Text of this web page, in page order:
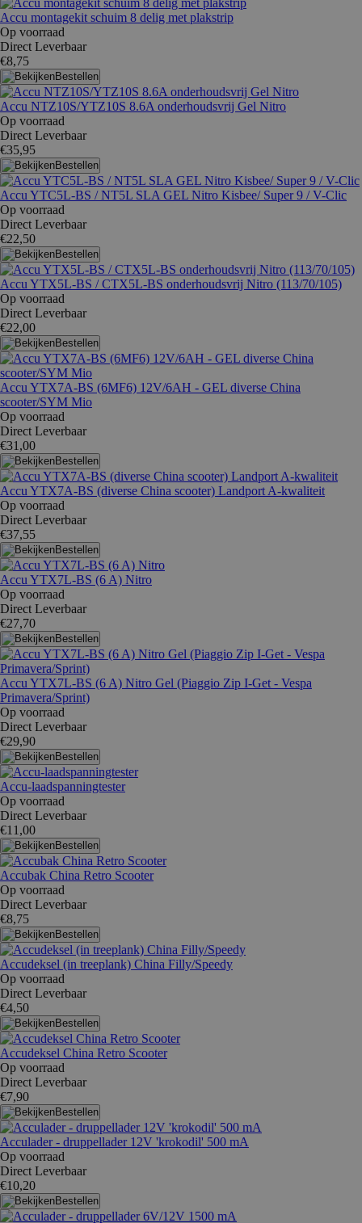
Accu montagekit schuim 8 delig met plakstrip
Op voorraad
Direct Leverbaar
€8,75
Bestellen
Accu NTZ10S/YTZ10S 8.6A onderhoudsvrij Gel Nitro
Op voorraad
Direct Leverbaar
€35,95
Bestellen
Accu YTC5L-BS / NT5L SLA GEL Nitro Kisbee/ Super 9 / V-Clic
Op voorraad
Direct Leverbaar
€22,50
Bestellen
Accu YTX5L-BS / CTX5L-BS onderhoudsvrij Nitro (113/70/105)
Op voorraad
Direct Leverbaar
€22,00
Bestellen
Accu YTX7A-BS (6MF6) 12V/6AH - GEL diverse China
scooter/SYM Mio
Op voorraad
Direct Leverbaar
€31,00
Bestellen
Accu YTX7A-BS (diverse China scooter) Landport A-kwaliteit
Op voorraad
Direct Leverbaar
€37,55
Bestellen
Accu YTX7L-BS (6 A) Nitro
Op voorraad
Direct Leverbaar
€27,70
Bestellen
Accu YTX7L-BS (6 A) Nitro Gel (Piaggio Zip I-Get - Vespa
Primavera/Sprint)
Op voorraad
Direct Leverbaar
€29,90
Bestellen
Accu-laadspanningtester
Op voorraad
Direct Leverbaar
€11,00
Bestellen
Accubak China Retro Scooter
Op voorraad
Direct Leverbaar
€8,75
Bestellen
Accudeksel (in treeplank) China Filly/Speedy
Op voorraad
Direct Leverbaar
€4,50
Bestellen
Accudeksel China Retro Scooter
Op voorraad
Direct Leverbaar
€7,90
Bestellen
Acculader - druppellader 12V 'krokodil' 500 mA
Op voorraad
Direct Leverbaar
€10,20
Bestellen